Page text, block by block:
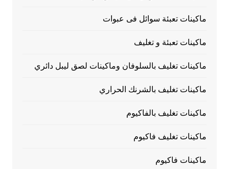
ماكينات تعبئة سوائل فى عبوات
ماكينات تعبئة و تغليف
ماكينات تغليف بالسلوفان وماكينات لصق ليبل دائري
ماكينات تغليف بالشرنك الحراري
ماكينات تغليف بالفاكيوم
ماكينات تغليف فاكيوم
ماكينات فاكيوم